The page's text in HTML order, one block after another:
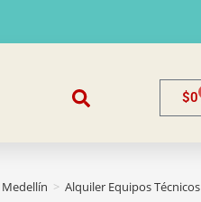
$0
Medellín > Alquiler Equipos Técnicos